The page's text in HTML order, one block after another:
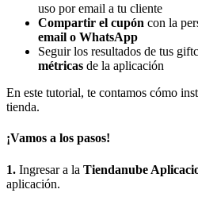
uso por email a tu cliente
Compartir el cupón con la
email o WhatsApp
Seguir los resultados de tus
métricas de la aplicación
En este tutorial, te contamos cómo
tienda.
¡Vamos a los pasos!
1. Ingresar a la Tiendanube
aplicación.